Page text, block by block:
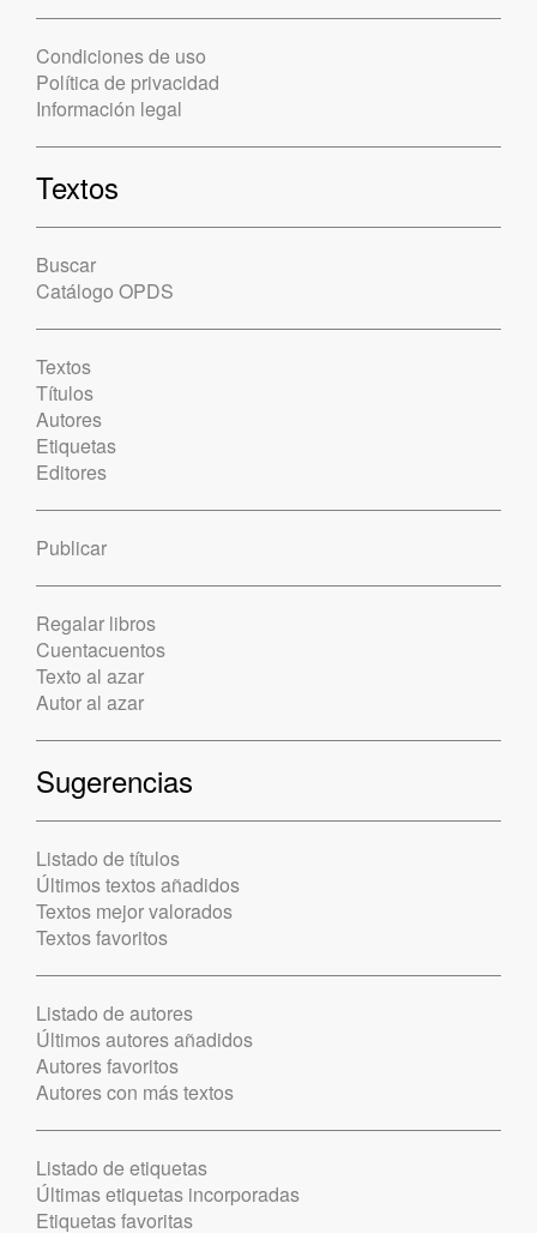
Condiciones de uso
Política de privacidad
Información legal
Textos
Buscar
Catálogo OPDS
Textos
Títulos
Autores
Etiquetas
Editores
Publicar
Regalar libros
Cuentacuentos
Texto al azar
Autor al azar
Sugerencias
Listado de títulos
Últimos textos añadidos
Textos mejor valorados
Textos favoritos
Listado de autores
Últimos autores añadidos
Autores favoritos
Autores con más textos
Listado de etiquetas
Últimas etiquetas incorporadas
Etiquetas favoritas